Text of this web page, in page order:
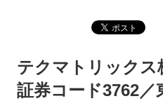
テクマトリックス
証券コード3762／